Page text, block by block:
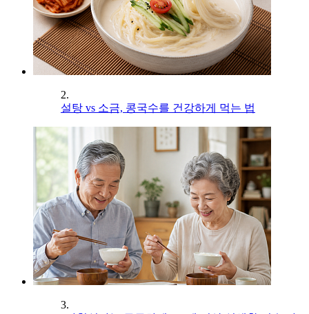
2.
설탕 vs 소금, 콩국수를 건강하게 먹는 법
3.